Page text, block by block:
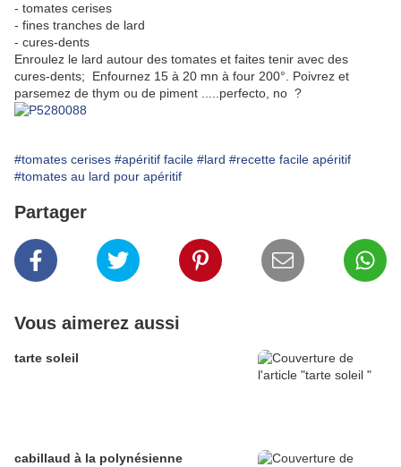
- tomates cerises
- fines tranches de lard
- cures-dents
Enroulez le lard autour des tomates et faites tenir avec des
cures-dents; Enfournez 15 à 20 mn à four 200°. Poivrez et
parsemez de thym ou de piment .....perfecto, no ?
#tomates cerises #apéritif facile #lard #recette facile apéritif
#tomates au lard pour apéritif
Partager
Vous aimerez aussi
tarte soleil
cabillaud à la polynésienne